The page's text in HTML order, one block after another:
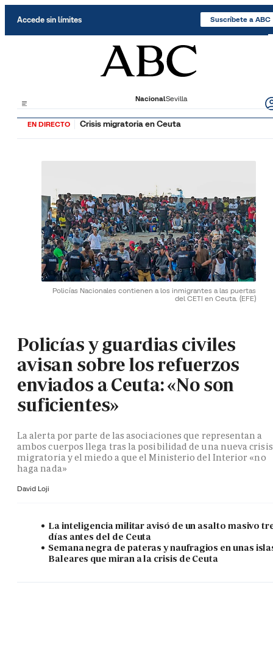
Accede sin límites Suscríbete a ABC
NacionalSevilla
EN DIRECTO Crisis migratoria en Ceuta
Policías Nacionales contienen a los inmigrantes a las puertas
del CETI en Ceuta. (EFE)
Policías y guardias civiles
avisan sobre los refuerzos
enviados a Ceuta: «No son
suficientes»
La alerta por parte de las asociaciones que representan a
ambos cuerpos llega tras la posibilidad de una nueva crisis
migratoria y el miedo a que el Ministerio del Interior «no
haga nada»
David Loji
La inteligencia militar avisó de un asalto masivo
días antes del de Ceuta
Semana negra de pateras y naufragios en unas
Baleares que miran a la crisis de Ceuta